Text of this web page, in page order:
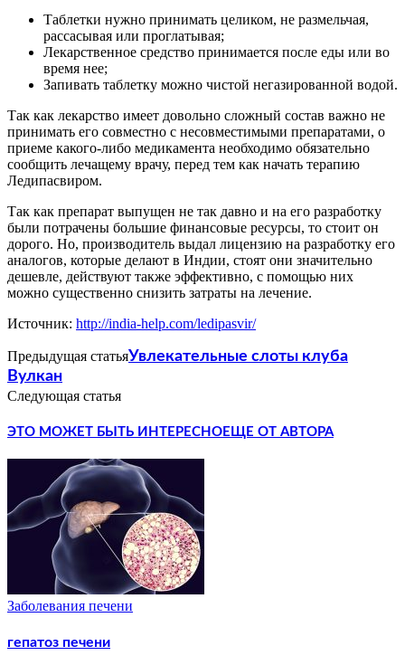
Таблетки нужно принимать целиком, не размельчая,
рассасывая или проглатывая;
Лекарственное средство принимается после еды или во
время нее;
Запивать таблетку можно чистой негазированной водой.
Так как лекарство имеет довольно сложный состав важно не
принимать его совместно с несовместимыми препаратами, о
приеме какого-либо медикамента необходимо обязательно
сообщить лечащему врачу, перед тем как начать терапию
Ледипасвиром.
Так как препарат выпущен не так давно и на его разработку
были потрачены большие финансовые ресурсы, то стоит он
дорого. Но, производитель выдал лицензию на разработку его
аналогов, которые делают в Индии, стоят они значительно
дешевле, действуют также эффективно, с помощью них
можно существенно снизить затраты на лечение.
Источник: http://india-help.com/ledipasvir/
Предыдущая статьяУвлекательные слоты клуба
Вулкан
Следующая статья
ЭТО МОЖЕТ БЫТЬ ИНТЕРЕСНО ЕЩЕ ОТ АВТОРА
Заболевания печени
гепатоз печени